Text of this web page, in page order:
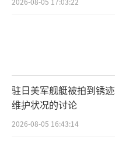
驻日美军舰艇被拍到锈
维护状况的讨论
2026-08-05 16:43:14